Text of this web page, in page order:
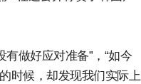
做好应对准备”，“如今
时候，却发现我们实际上